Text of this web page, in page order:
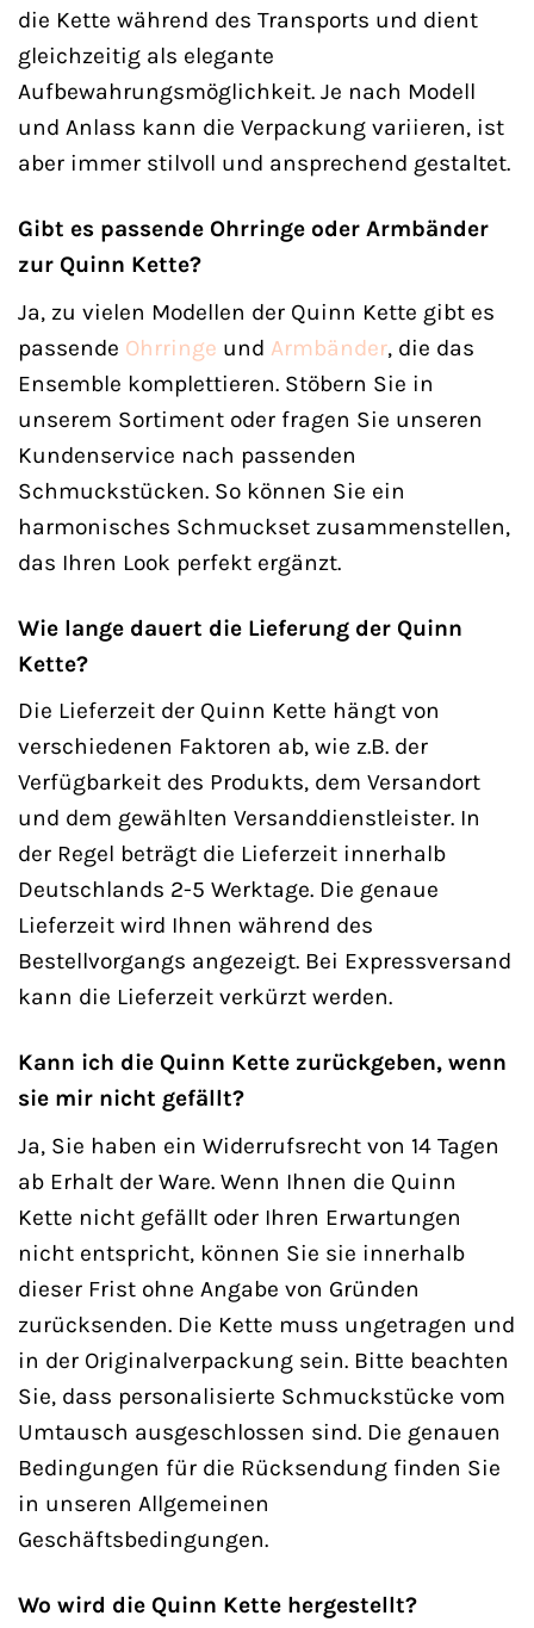
die Kette während des Transports und dient
gleichzeitig als elegante
Aufbewahrungsmöglichkeit. Je nach Modell
und Anlass kann die Verpackung variieren, ist
aber immer stilvoll und ansprechend gestaltet.
Gibt es passende Ohrringe oder Armbänder
zur Quinn Kette?
Ja, zu vielen Modellen der Quinn Kette gibt es
passende Ohrringe und Armbänder, die das
Ensemble komplettieren. Stöbern Sie in
unserem Sortiment oder fragen Sie unseren
Kundenservice nach passenden
Schmuckstücken. So können Sie ein
harmonisches Schmuckset zusammenstellen,
das Ihren Look perfekt ergänzt.
Wie lange dauert die Lieferung der Quinn
Kette?
Die Lieferzeit der Quinn Kette hängt von
verschiedenen Faktoren ab, wie z.B. der
Verfügbarkeit des Produkts, dem Versandort
und dem gewählten Versanddienstleister. In
der Regel beträgt die Lieferzeit innerhalb
Deutschlands 2-5 Werktage. Die genaue
Lieferzeit wird Ihnen während des
Bestellvorgangs angezeigt. Bei Expressversand
kann die Lieferzeit verkürzt werden.
Kann ich die Quinn Kette zurückgeben, wenn
sie mir nicht gefällt?
Ja, Sie haben ein Widerrufsrecht von 14 Tagen
ab Erhalt der Ware. Wenn Ihnen die Quinn
Kette nicht gefällt oder Ihren Erwartungen
nicht entspricht, können Sie sie innerhalb
dieser Frist ohne Angabe von Gründen
zurücksenden. Die Kette muss ungetragen und
in der Originalverpackung sein. Bitte beachten
Sie, dass personalisierte Schmuckstücke vom
Umtausch ausgeschlossen sind. Die genauen
Bedingungen für die Rücksendung finden Sie
in unseren Allgemeinen
Geschäftsbedingungen.
Wo wird die Quinn Kette hergestellt?